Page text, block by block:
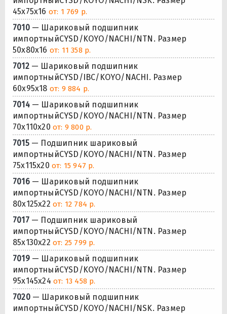
45x75x16 от: 1 769 р.
7010— Шариковый подшипник
импортныйCYSD/KOYO/NACHI/NTN. Размер
50x80x16 от: 11 358 р.
7012— Шариковый подшипник
импортныйCYSD/IBC/KOYO/NACHI. Размер
60x95x18 от: 9 884 р.
7014— Шариковый подшипник
импортныйCYSD/KOYO/NACHI/NTN. Размер
70x110x20 от: 9 800 р.
7015— Подшипник шариковый
импортныйCYSD/KOYO/NACHI/NTN. Размер
75x115x20 от: 15 947 р.
7016— Шариковый подшипник
импортныйCYSD/KOYO/NACHI/NTN. Размер
80x125x22 от: 12 784 р.
7017— Подшипник шариковый
импортныйCYSD/KOYO/NACHI/NTN. Размер
85x130x22 от: 25 799 р.
7019— Шариковый подшипник
импортныйCYSD/KOYO/NACHI/NTN. Размер
95x145x24 от: 13 458 р.
7020— Шариковый подшипник
импортныйCYSD/KOYO/NACHI/NSK. Размер